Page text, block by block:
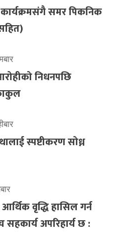
कार्यक्रमसंगै समर पिकनिक
निधनपछि
स्पष्टीकरण सोध्न
आर्थिक वृद्धि हासिल गर्न
अपरिहार्य छ :